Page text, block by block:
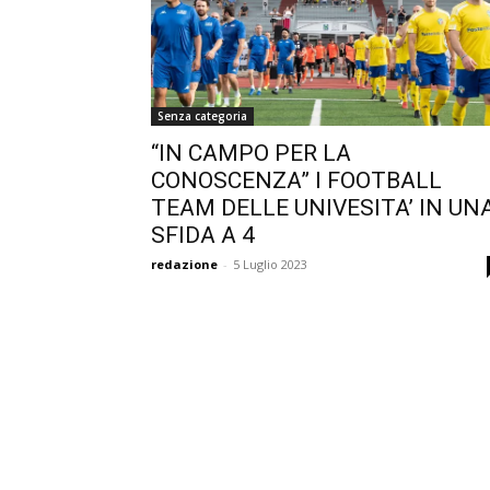
Senza categoria
“IN CAMPO PER LA
CONOSCENZA” I FOOTBALL
TEAM DELLE UNIVESITA’ IN
SFIDA A 4
redazione - 5 Luglio 2023